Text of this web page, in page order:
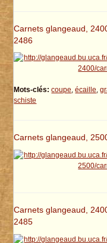
Carnets glangeaud,
2486
Mots-clés: coupe,écaille,
schiste
Carnets glangeaud,
Carnets glangeaud,
2485